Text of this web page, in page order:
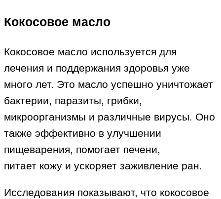
Кокосовое масло
Кокосовое масло используется для
лечения и поддержания здоровья уже
много лет. Это масло успешно уничтожает
бактерии, паразиты, грибки,
микроорганизмы и различные вирусы. Оно
также эффективно в улучшении
пищеварения, помогает печени,
питает кожу и ускоряет заживление ран.
Исследования показывают, что кокосовое